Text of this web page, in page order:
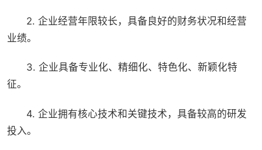
2. 企业经营年限较长，具备良好的财务状况和经营
业绩。
3. 企业具备专业化、精细化、特色化、新颖化特
征。
4. 企业拥有核心技术和关键技术，具备较高的研发
投入。